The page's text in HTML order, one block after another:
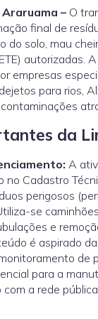
– O
final de
do solo, mau
autorizadas.
empresas
para rios,
da
A
no Cadastro
perigosos
se
e
é aspirado
de
para a
a rede